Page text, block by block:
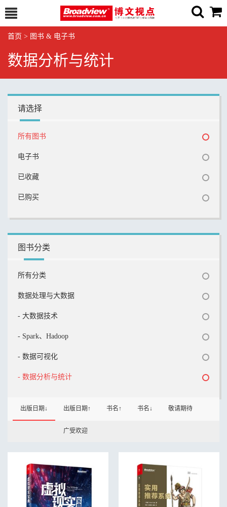
首页 > 图书 & 电子书
数据分析与统计
请选择
所有图书
电子书
已收藏
已购买
图书分类
所有分类
数据处理与大数据
- 大数据技术
- Spark、Hadoop
- 数据可视化
- 数据分析与统计
出版日期↓ 出版日期↑ 书名↑ 书名↓ 敬请期待
广受欢迎